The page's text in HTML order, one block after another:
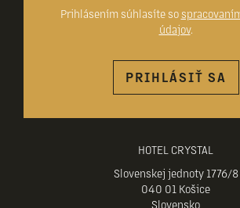
HOTEL CRYSTAL
Slovenskej jednoty 1776/8
040 01 Košice
Slovensko
Prihlásením súhlasíte so
údajov.
PRIHLÁSIŤ SA